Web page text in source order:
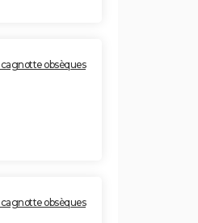
obsèques
obsèques